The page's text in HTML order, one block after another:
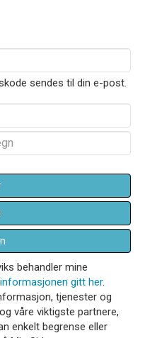
sendes til din e-post.
behandler mine
informasjonen gitt her.
tjenester og
våre viktigste partnere,
enkelt begrense eller